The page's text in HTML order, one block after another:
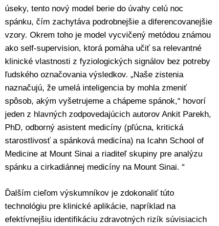
úseky, tento nový model berie do úvahy celú noc
spánku, čím zachytáva podrobnejšie a diferencovanejšie
vzory. Okrem toho je model vycvičený metódou známou
ako self-supervision, ktorá pomáha učiť sa relevantné
klinické vlastnosti z fyziologických signálov bez potreby
ľudského označovania výsledkov. „Naše zistenia
naznačujú, že umelá inteligencia by mohla zmeniť
spôsob, akým vyšetrujeme a chápeme spánok,“ hovorí
jeden z hlavných zodpovedajúcich autorov Ankit Parekh,
PhD, odborný asistent medicíny (pľúcna, kritická
starostlivosť a spánková medicína) na Icahn School of
Medicine at Mount Sinai a riaditeľ skupiny pre analýzu
spánku a cirkadiánnej medicíny na Mount Sinai. “
Ďalším cieľom výskumníkov je zdokonaliť túto
technológiu pre klinické aplikácie, napríklad na
efektívnejšiu identifikáciu zdravotných rizík súvisiacich